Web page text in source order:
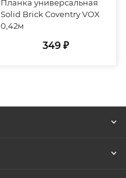
Планка универсальная
Solid Brick Coventry VOX
0,42м
349 ₽